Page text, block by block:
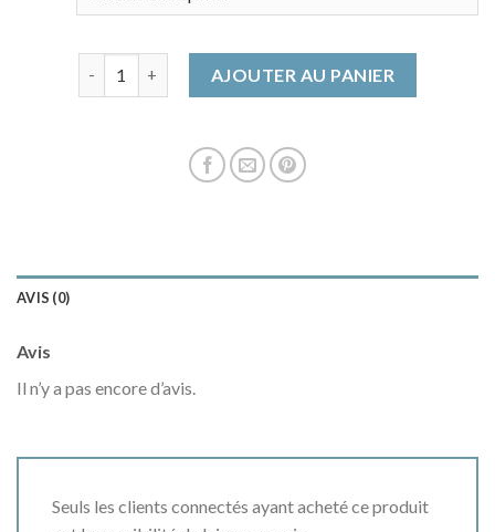
AJOUTER AU PANIER
AVIS (0)
Avis
Il n’y a pas encore d’avis.
Seuls les clients connectés ayant acheté ce produit